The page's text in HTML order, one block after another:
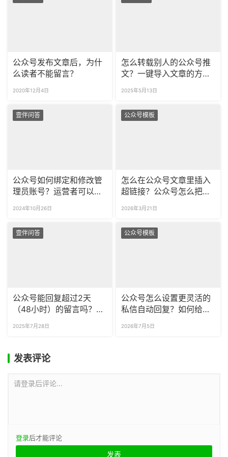
公众号发布文章后，为什
么读者不能留言？
2020年12月4日
怎么转载别人的公众号推
文？一键导入文章的方法
2025年5月13日
壹伴问答
公众号如何绑定和修改管
理员账号？运营者可以回
2024年10月26日
公众号模板
怎么在公众号文章里插入
超链接？公众号怎么把长
2026年3月21日
壹伴问答
公众号能回复超过2天
（48小时）的留言吗？怎
2025年7月28日
公众号模板
公众号怎么设置更灵活的
私信自动回复？如何给粉
2026年7月5日
发表评论
请登录后评论...
登录后才能评论